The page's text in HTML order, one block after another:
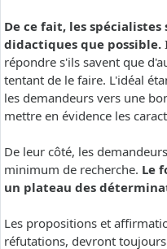
De ce fait, les
didactiques que possible.
répondre s'ils savent que
tentant de le faire. L'idéal
les demandeurs vers une
mettre en évidence les
De leur côté, les
minimum de recherche. Le
un plateau des
Les propositions et
réfutations, devront